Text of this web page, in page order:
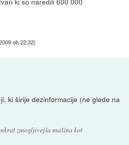
ob 22:32)
ki širije dezinformacije (ne glede na
zmogljivejša mašina kot